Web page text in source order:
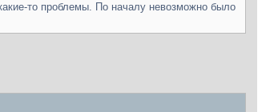
то проблемы. По началу невозможно было